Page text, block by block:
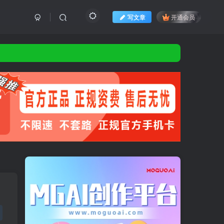
写文章 开通会员